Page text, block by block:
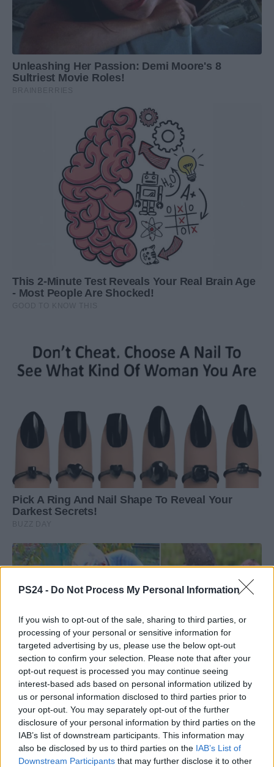
PS24 - Do Not Process My Personal Information
If you wish to opt-out of the sale, sharing to third parties, or
processing of your personal or sensitive information for
targeted advertising by us, please use the below opt-out
section to confirm your selection. Please note that after your
opt-out request is processed you may continue seeing
interest-based ads based on personal information utilized by
us or personal information disclosed to third parties prior to
your opt-out. You may separately opt-out of the further
disclosure of your personal information by third parties on the
IAB’s list of downstream participants. This information may
also be disclosed by us to third parties on the IAB’s List of
Downstream Participants that may further disclose it to other